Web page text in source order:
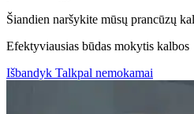
Šiandien naršykite mūsų prancūzų
Efektyviausias būdas mokytis kalbos
Išbandyk Talkpal nemokamai